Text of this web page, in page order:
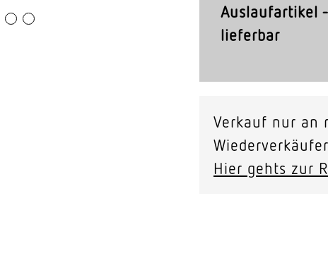
Auslaufartikel
lieferbar
Verkauf nur an
Wiederverkäufer
Hier gehts zur